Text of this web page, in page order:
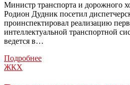
Министр транспорта и дорожного
Родион Дудник посетил
проинспектировал реализацию
интеллектуальной транспортной
ведется в…
ПодробнееВ
ЖКХ